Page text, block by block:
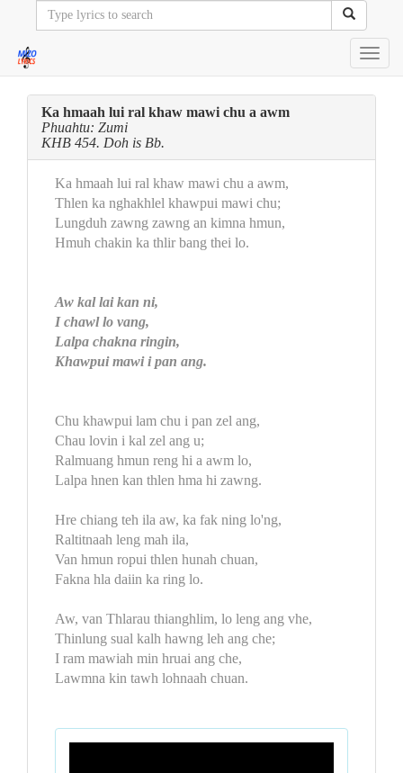
Ka hmaah lui ral khaw mawi chu a awm
Phuahtu: Zumi
KHB 454. Doh is Bb.
Ka hmaah lui ral khaw mawi chu a awm,
Thlen ka nghakhlel khawpui mawi chu;
Lungduh zawng zawng an kimna hmun,
Hmuh chakin ka thlir bang thei lo.
Aw kal lai kan ni,
I chawl lo vang,
Lalpa chakna ringin,
Khawpui mawi i pan ang.
Chu khawpui lam chu i pan zel ang,
Chau lovin i kal zel ang u;
Ralmuang hmun reng hi a awm lo,
Lalpa hnen kan thlen hma hi zawng.
Hre chiang teh ila aw, ka fak ning lo'ng,
Raltitnaah leng mah ila,
Van hmun ropui thlen hunah chuan,
Fakna hla daiin ka ring lo.
Aw, van Thlarau thianghlim, lo leng ang vhe,
Thinlung sual kalh hawng leh ang che;
I ram mawiah min hruai ang che,
Lawmna kin tawh lohnaah chuan.